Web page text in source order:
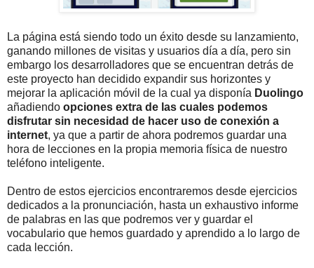
La página está siendo todo un éxito desde su lanzamiento,
ganando millones de visitas y usuarios día a día, pero sin
embargo los desarrolladores que se encuentran detrás de
este proyecto han decidido expandir sus horizontes y
mejorar la aplicación móvil de la cual ya disponía Duolingo
añadiendo opciones extra de las cuales podemos
disfrutar sin necesidad de hacer uso de conexión a
internet, ya que a partir de ahora podremos guardar una
hora de lecciones en la propia memoria física de nuestro
teléfono inteligente.
Dentro de estos ejercicios encontraremos desde ejercicios
dedicados a la pronunciación, hasta un exhaustivo informe
de palabras en las que podremos ver y guardar el
vocabulario que hemos guardado y aprendido a lo largo de
cada lección.